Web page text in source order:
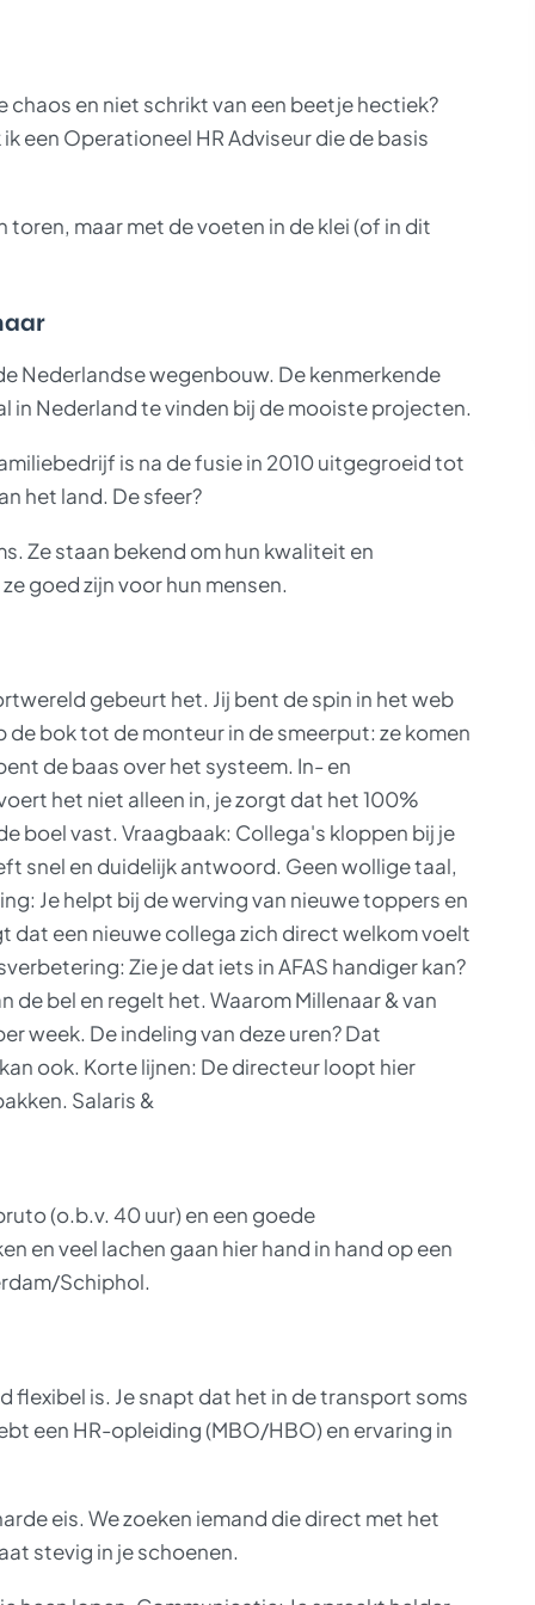
chaos en niet schrikt van een beetje hectiek?
een Operationeel HR Adviseur die de basis
maar met de voeten in de klei (of in dit
Nederlandse wegenbouw. De kenmerkende
in Nederland te vinden bij de mooiste projecten.
is na de fusie in 2010 uitgegroeid tot
het land. De sfeer?
Ze staan bekend om hun kwaliteit en
goed zijn voor hun mensen.
gebeurt het. Jij bent de spin in het web
bok tot de monteur in de smeerput: ze komen
de baas over het systeem. In- en
het niet alleen in, je zorgt dat het 100%
boel vast. Vraagbaak: Collega's kloppen bij je
snel en duidelijk antwoord. Geen wollige taal,
Je helpt bij de werving van nieuwe toppers en
dat een nieuwe collega zich direct welkom voelt
Zie je dat iets in AFAS handiger kan?
bel en regelt het. Waarom Millenaar & van
week. De indeling van deze uren? Dat
ook. Korte lijnen: De directeur loopt hier
Salaris &
(o.b.v. 40 uur) en een goede
en veel lachen gaan hier hand in hand op een
Schiphol.
is. Je snapt dat het in de transport soms
een HR-opleiding (MBO/HBO) en ervaring in
eis. We zoeken iemand die direct met het
stevig in je schoenen.